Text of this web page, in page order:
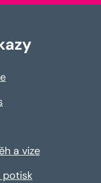
a vize
potisk